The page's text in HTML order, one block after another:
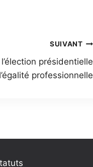
SUIVANT
présidentielle
professionnelle